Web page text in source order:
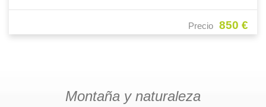
Precio 850 €
Montaña y naturaleza